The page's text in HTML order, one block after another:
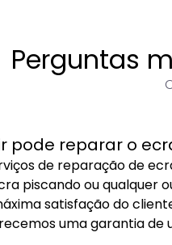
Perguntas
pode reparar o
de reparação de
piscando ou qualquer
satisfação do
uma garantia